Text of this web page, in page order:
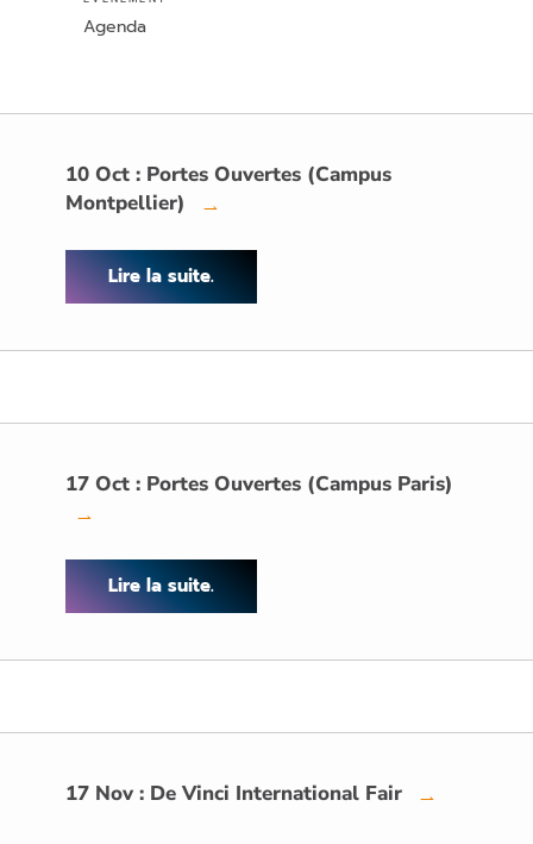
Agenda
10 Oct : Portes Ouvertes (Campus
Montpellier)
→
Lire la suite.
17 Oct : Portes Ouvertes (Campus Paris)
→
Lire la suite.
17 Nov : De Vinci International Fair →